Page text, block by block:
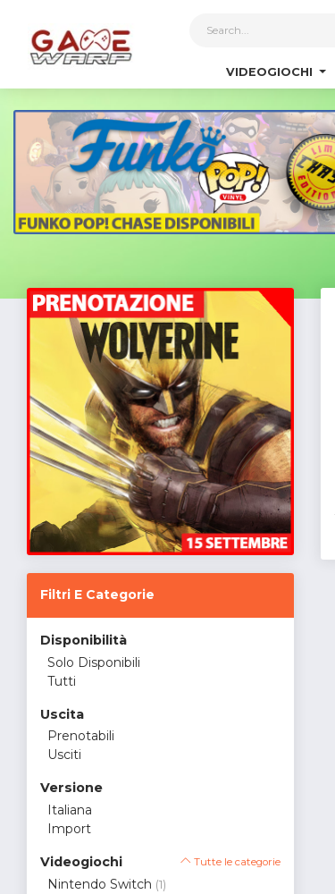
VIDEOGIOCHI
Filtri E Categorie
Disponibilità
Solo Disponibili
Tutti
Uscita
Prenotabili
Usciti
Versione
Italiana
Import
Videogiochi Tutte le categorie
Nintendo Switch (1)